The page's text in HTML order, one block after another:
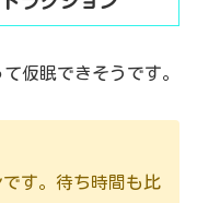
仮眠できそうです。
す。待ち時間も比